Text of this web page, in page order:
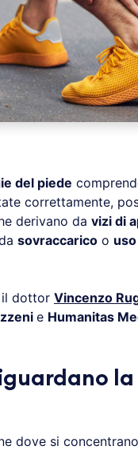
del piede
correttamente,
derivano da vizi di
sovraccarico o uso
il dottor Vincenzo
e Humanitas
la
dove si